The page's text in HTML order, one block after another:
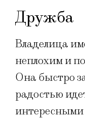
Дружба
Владелица
неплохим и
Она быстро
радостью